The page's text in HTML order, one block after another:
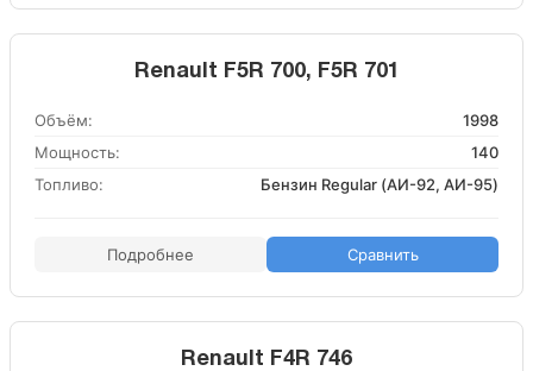
Renault F5R 700, F5R 701
Объём:
1998
Мощность:
140
Топливо:
Бензин Regular (АИ-92, АИ-95)
Подробнее Сравнить
Renault F4R 746